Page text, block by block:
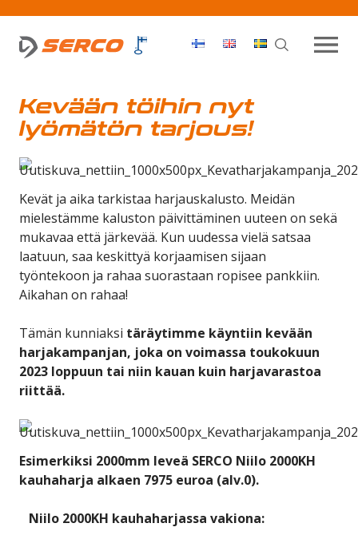
Haku
Kevään töihin nyt
lyömätön tarjous!
Kevät ja aika tarkistaa harjauskalusto. Meidän
mielestämme kaluston päivittäminen uuteen on sekä
mukavaa että järkevää. Kun uudessa vielä satsaa
laatuun, saa keskittyä korjaamisen sijaan
työntekoon ja rahaa suorastaan ropisee pankkiin.
Aikahan on rahaa!
Tämän kunniaksi täräytimme käyntiin kevään
harjakampanjan, joka on voimassa toukokuun
2023 loppuun tai niin kauan kuin harjavarastoa
riittää.
Esimerkiksi 2000mm leveä SERCO Niilo 2000KH
kauhaharja alkaen 7975 euroa (alv.0).
Niilo 2000KH kauhaharjassa vakiona: